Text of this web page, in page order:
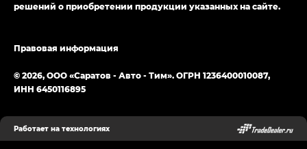
решений о приобретении продукции указанных на сайте.
© 2026, ООО «Саратов - Авто - Тим». ОГРН 1236400010087,
ИНН 6450116895
Правовая информация
Работает на технологиях